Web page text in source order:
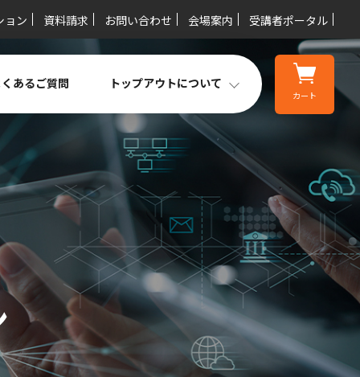
ョン 資料請求 お問い合わせ 会場案内 受講者ポータル
あるご質問 トップアウトについて
カート